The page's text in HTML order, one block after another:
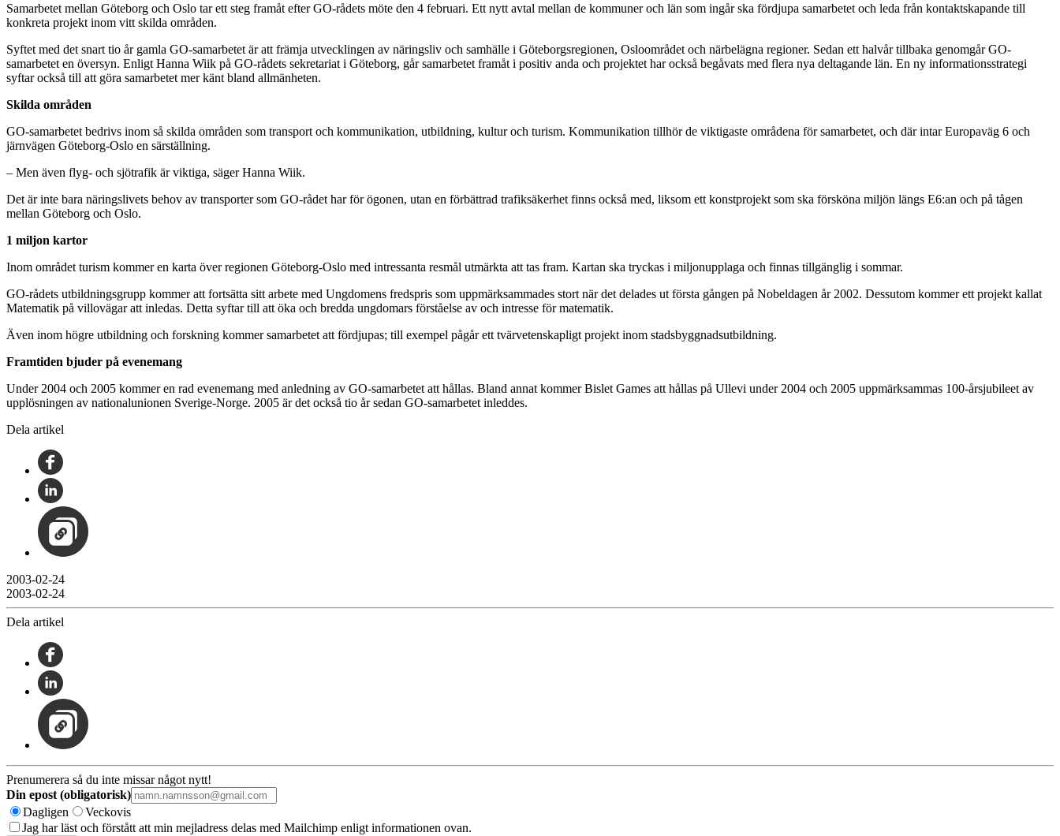
Samarbetet mellan Göteborg och Oslo tar ett steg framåt efter GO-rådets möte den 4 februari. Ett nytt avtal mellan de kommuner och län som ingår ska fördjupa samarbetet och leda från kontaktskapande till
konkreta projekt inom vitt skilda områden.
Syftet med det snart tio år gamla GO-samarbetet är att främja utvecklingen av näringsliv och samhälle i Göteborgsregionen, Osloområdet och närbelägna regioner. Sedan ett halvår tillbaka genomgår GO-
samarbetet en översyn. Enligt Hanna Wiik på GO-rådets sekretariat i Göteborg, går samarbetet framåt i positiv anda och projektet har också begåvats med flera nya deltagande län. En ny informationsstrategi
syftar också till att göra samarbetet mer känt bland allmänheten.
Skilda områden
GO-samarbetet bedrivs inom så skilda områden som transport och kommunikation, utbildning, kultur och turism. Kommunikation tillhör de viktigaste områdena för samarbetet, och där intar Europaväg 6 och
järnvägen Göteborg-Oslo en särställning.
– Men även flyg- och sjötrafik är viktiga, säger Hanna Wiik.
Det är inte bara näringslivets behov av transporter som GO-rådet har för ögonen, utan en förbättrad trafiksäkerhet finns också med, liksom ett konstprojekt som ska försköna miljön längs E6:an och på tågen
mellan Göteborg och Oslo.
1 miljon kartor
Inom området turism kommer en karta över regionen Göteborg-Oslo med intressanta resmål utmärkta att tas fram. Kartan ska tryckas i miljonupplaga och finnas tillgänglig i sommar.
GO-rådets utbildningsgrupp kommer att fortsätta sitt arbete med Ungdomens fredspris som uppmärksammades stort när det delades ut första gången på Nobeldagen år 2002. Dessutom kommer ett projekt kallat
Matematik på villovägar att inledas. Detta syftar till att öka och bredda ungdomars förståelse av och intresse för matematik.
Även inom högre utbildning och forskning kommer samarbetet att fördjupas; till exempel pågår ett tvärvetenskapligt projekt inom stadsbyggnadsutbildning.
Framtiden bjuder på evenemang
Under 2004 och 2005 kommer en rad evenemang med anledning av GO-samarbetet att hållas. Bland annat kommer Bislet Games att hållas på Ullevi under 2004 och 2005 uppmärksammas 100-årsjubileet av
upplösningen av nationalunionen Sverige-Norge. 2005 är det också tio år sedan GO-samarbetet inleddes.
Dela artikel
2003-02-24
2003-02-24
Dela artikel
Prenumerera så du inte missar något nytt!
Din epost (obligatorisk)
Dagligen
Veckovis
Jag har läst och förstått att min mejladress delas med Mailchimp enligt informationen ovan.